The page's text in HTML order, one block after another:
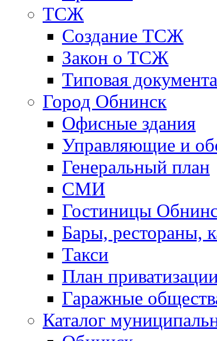
ТСЖ
Создание ТСЖ
Закон о ТСЖ
Типовая
Город Обнинск
Офисные здания
Управляющие и
Генеральный план
СМИ
Гостиницы
Бары, рестораны,
Такси
План
Гаражные
Каталог